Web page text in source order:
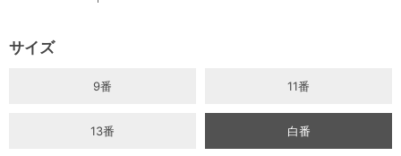
サイズ
9番 11番
13番 白番